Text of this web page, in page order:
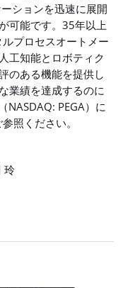
ションを迅速に展開
可能です。35年以上
プロセスオートメー
工知能とロボティク
のある機能を提供し
業績を達成するのに
NASDAQ: PEGA）に
照ください。
玲